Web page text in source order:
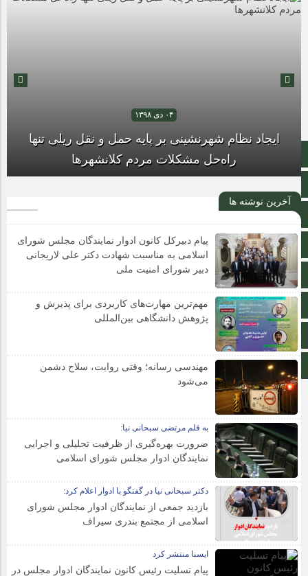
اپلیکیشن سایت
سروش
ایتا
آپارات
اینستاگرام
اطلاعات سایت
۰۴ دی ۱۳۹۸
ایجاد نظام شهرنشینی بر پایه حمل و نقل ریلی تنها
حال ناخوش داروخانه‌ها در رویارویی با مشکلات مالی
آخرین نوشته ها
پیام دبیرکل کانون ادوار نمایندگان مجلس شورای
اسلامی به مناسبت شهادت دکتر علی لاریجانی
دبیر شورای امنیت ملی
مهم‌ترین مهارت‌های کاربردی برای پذیرش و
پژوهش دانشگاهی بین‌المللی
مهندسی رسانه؛ وقتی روایت، سلاح دشمن
می‌شود
به قلم مرتضی سبحانی نیا:
ضرورت بهره‌گیری از ظرفیت تحلیلی و اجرایی
نمایندگان ادوار مجلس شورای اسلامی
دکتر سبحانی نیا در گفتگو با ادوار اعلام کرد:
بازدید جمعی از نمایندگان ادوار مجلس شورای
اسلامی از مجتمع بندری سیراف
ایسنا منتشر کرد
پیام تسلیت رئیس کانون نمایندگان ادوار مجلس در